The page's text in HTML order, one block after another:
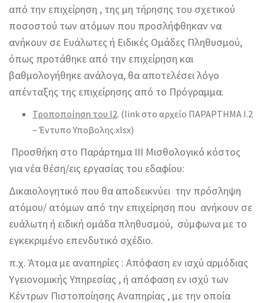
από την επιχείρηση , της μη τήρησης του σχετικού
ποσοστού των ατόμων που προσλήφθηκαν να
ανήκουν σε Ευάλωτες ή Ειδικές Ομάδες Πληθυσμού,
όπως προτάθηκε από την επιχείρηση και
βαθμολογήθηκε ανάλογα, θα αποτελέσει λόγο
απένταξης της επιχείρησης από το Πρόγραμμα.
Τροποποίηση του Ι2. (link στο αρχείο ΠΑΡΑΡΤΗΜΑ Ι.2
– Έντυπο Υποβολης.xlsx)
Προσθήκη στο Παράρτημα ΙΙΙ Μισθολογικό κόστος
για νέα θέση/εις εργασίας του εδαφίου:
Δικαιολογητικό που θα αποδεικνύει την πρόσληψη
ατόμου/ ατόμων από την επιχείρηση που ανήκουν σε
ευάλωτη ή ειδική ομάδα πληθυσμού, σύμφωνα με το
εγκεκριμένο επενδυτικό σχέδιο.
π.χ. Άτομα με αναπηρίες : Απόφαση εν ισχύ αρμόδιας
Υγειονομικής Υπηρεσίας , ή απόφαση εν ισχύ των
Κέντρων Πιστοποίησης Αναπηρίας , με την οποία